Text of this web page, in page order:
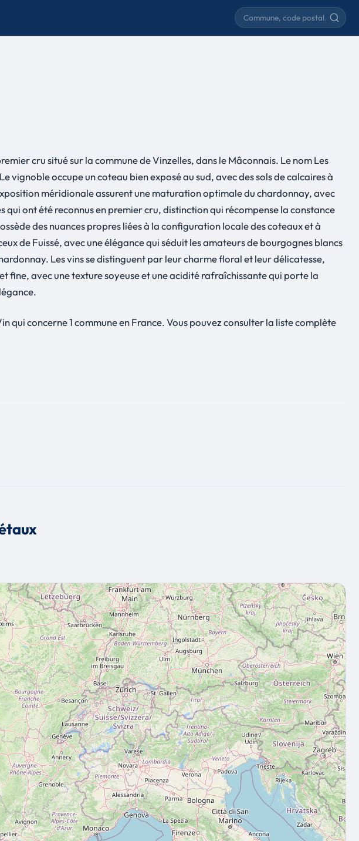
Rechercher une commune
cru situé sur la commune de Vinzelles, dans le Mâconnais. Le nom Les
occupe un coteau bien exposé au sud, avec des sols de calcaires à
méridionale assurent une maturation optimale du chardonnay, avec
ont été reconnus en premier cru, distinction qui récompense la constance
des nuances propres liées à la configuration locale des coteaux et à
de Fuissé, avec une élégance qui séduit les amateurs de bourgognes blancs
Les vins se distinguent par leur charme floral et leur délicatesse,
fine, avec une texture soyeuse et une acidité rafraîchissante qui porte la
concerne 1 commune en France. Vous pouvez consulter la liste complète